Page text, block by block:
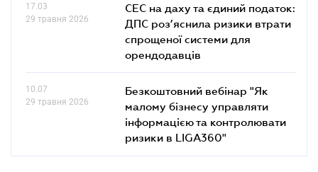
17.03
29 травня 2026
СЕС на даху та єдиний податок:
ДПС роз’яснила ризики втрати
спрощеної системи для
орендодавців
10.07
29 травня 2026
Безкоштовний вебінар "Як
малому бізнесу управляти
інформацією та контролювати
ризики в LIGA360"